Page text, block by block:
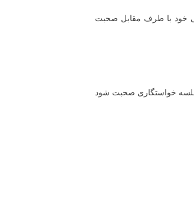
خود با طرف مقابل صحبت
جلسه خواستگاری صحبت شود